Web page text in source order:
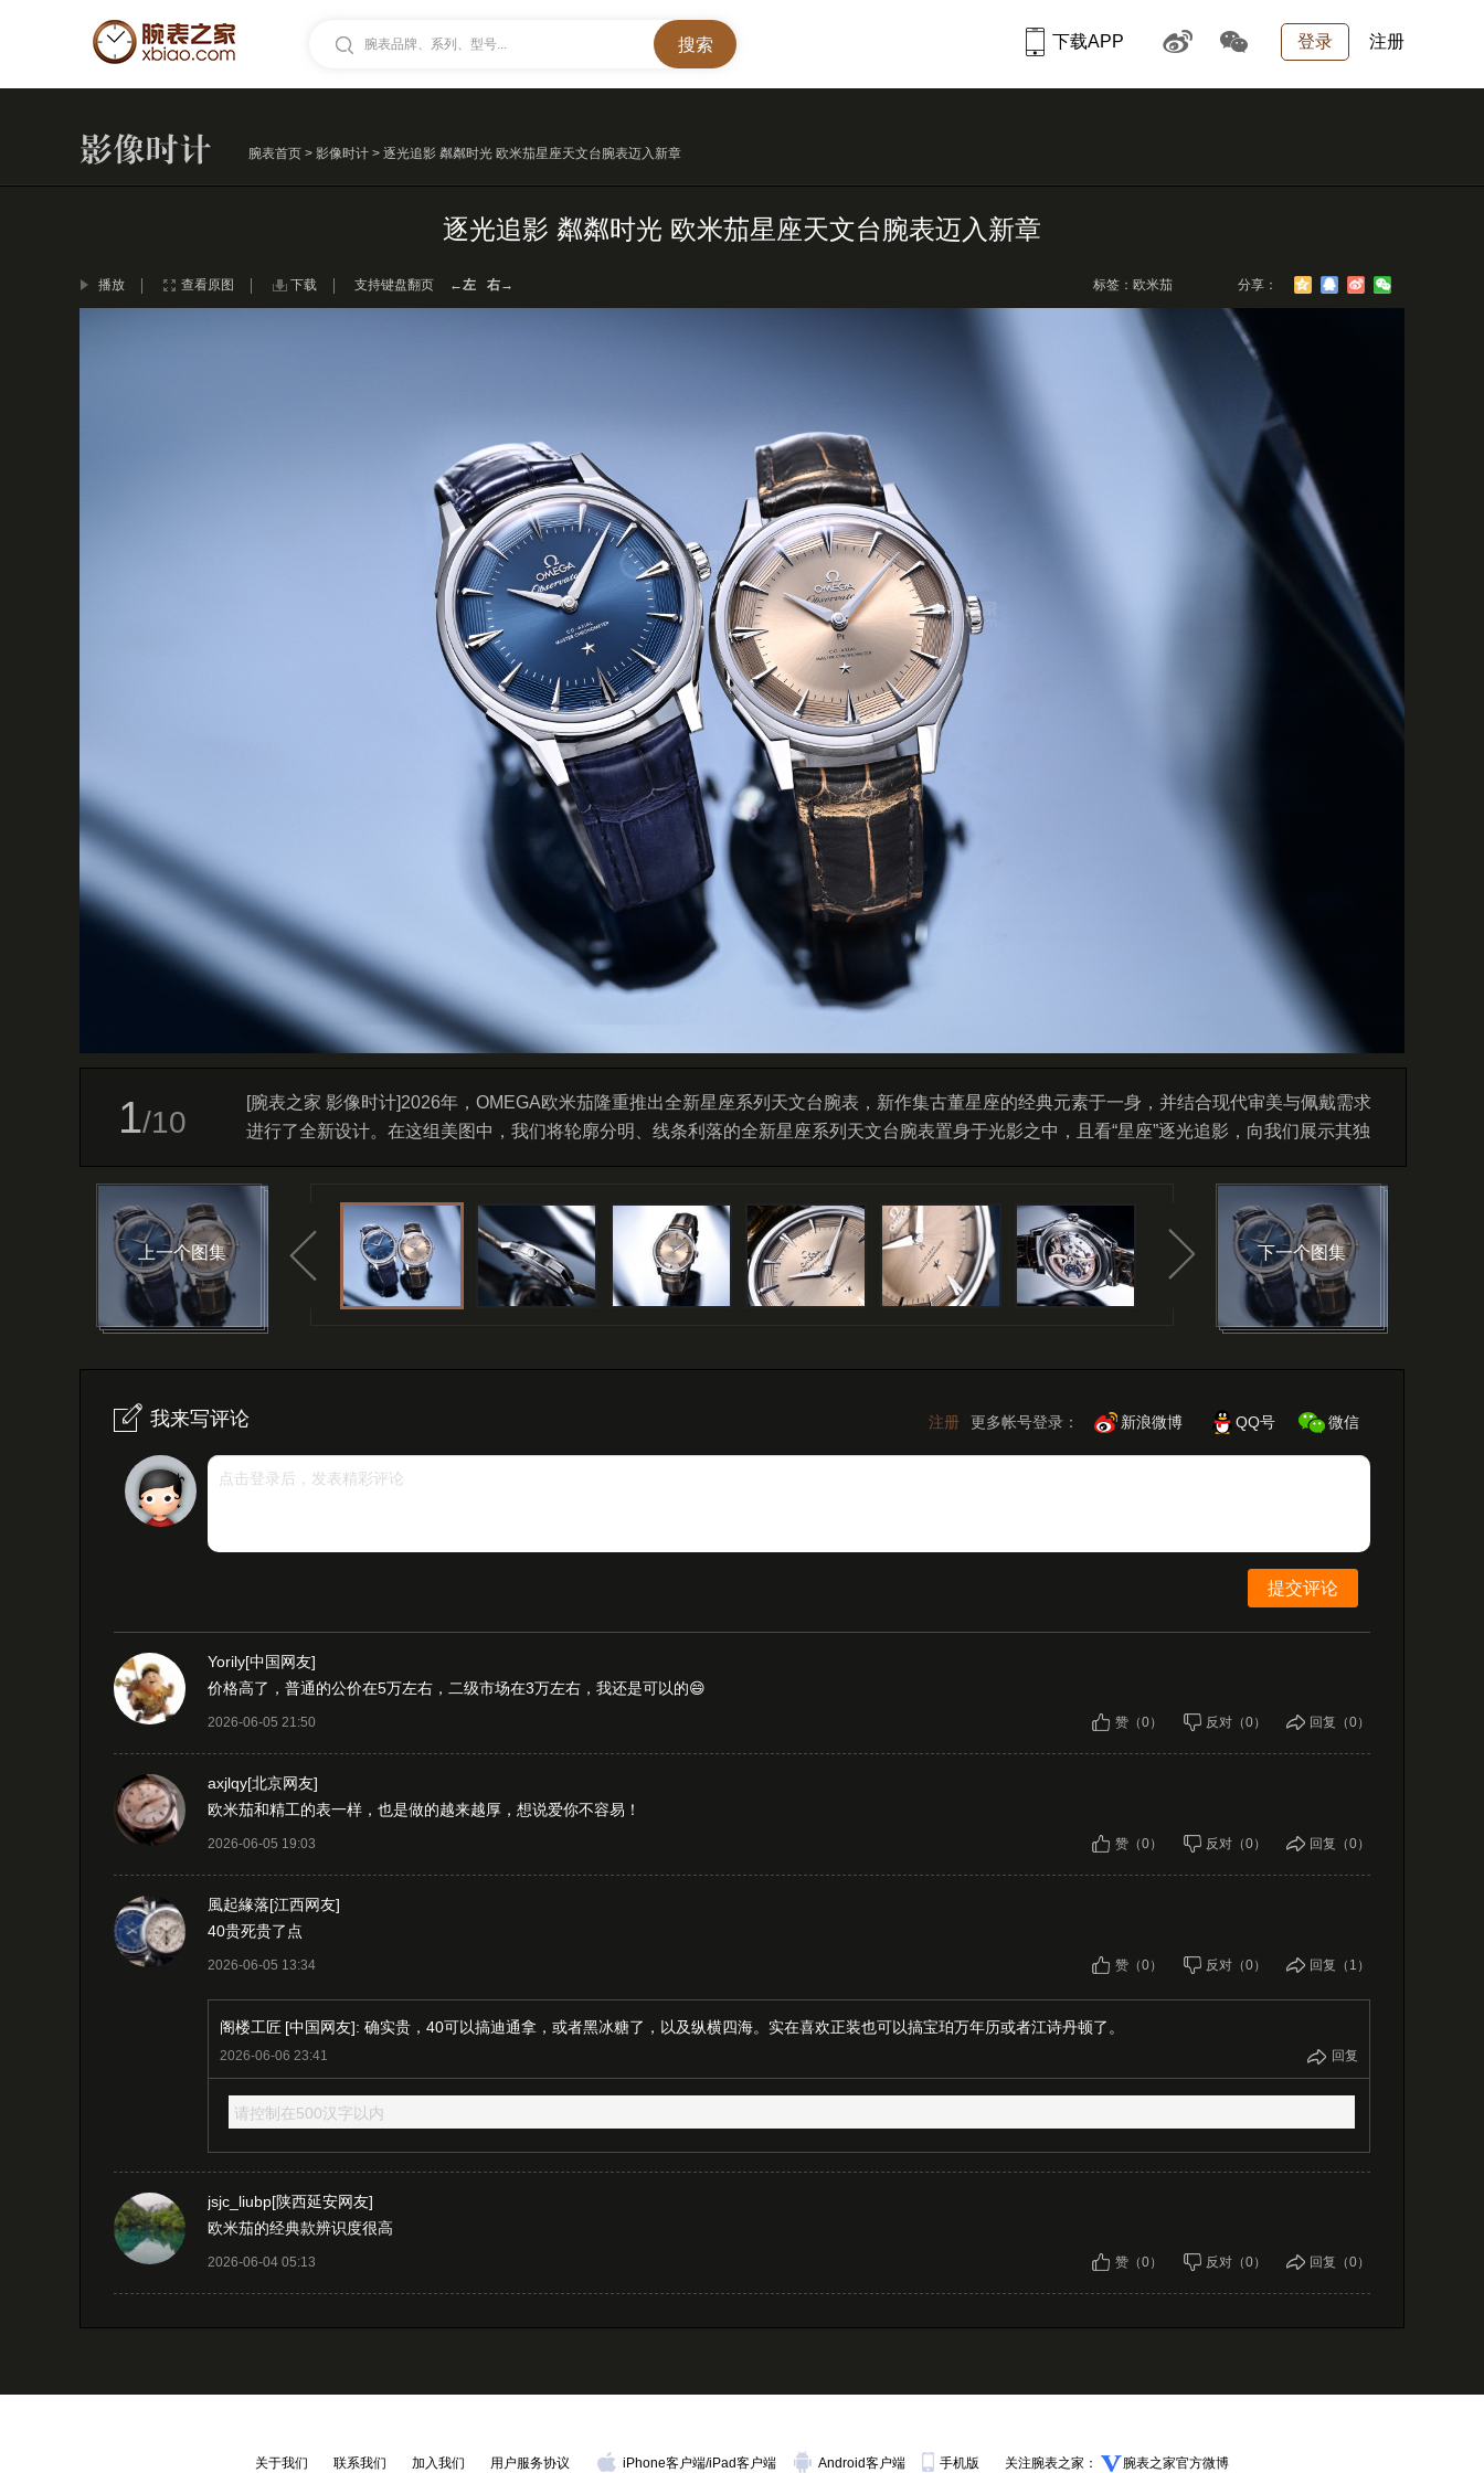
腕表品牌、系列、型号... 登录 注册
下载APP
腕表首页 > 影像时计 > 逐光追影 粼粼时光 欧米茄星座天文台腕表迈入新章
逐光追影 粼粼时光 欧米茄星座天文台腕表迈入新章
播放 查看原图 下载 支持键盘翻页 ←左 右→ 标签：欧米茄 分享：
1/10
[腕表之家 影像时计]2026年，OMEGA欧米茄隆重推出全新星座系列天文台腕表，新作集古董星座的经典元素于一身，并结合现代审美与佩戴需求
进行了全新设计。在这组美图中，我们将轮廓分明、线条利落的全新星座系列天文台腕表置身于光影之中，且看“星座”逐光追影，向我们展示其独
上一个图集 下一个图集
我来写评论 注册 更多帐号登录： 新浪微博 QQ号 微信
点击登录后，发表精彩评论
提交评论
Yorily[中国网友]
价格高了，普通的公价在5万左右，二级市场在3万左右，我还是可以的😄
2026-06-05 21:50 赞（0） 反对（0） 回复（0）
axjlqy[北京网友]
欧米茄和精工的表一样，也是做的越来越厚，想说爱你不容易！
2026-06-05 19:03 赞（0） 反对（0） 回复（0）
風起緣落[江西网友]
40贵死贵了点
2026-06-05 13:34 赞（0） 反对（0） 回复（1）
阁楼工匠 [中国网友]: 确实贵，40可以搞迪通拿，或者黑冰糖了，以及纵横四海。实在喜欢正装也可以搞宝珀万年历或者江诗丹顿了。
2026-06-06 23:41 回复
请控制在500汉字以内
jsjc_liubp[陕西延安网友]
欧米茄的经典款辨识度很高
2026-06-04 05:13 赞（0） 反对（0） 回复（0）
关于我们 联系我们 加入我们 用户服务协议 iPhone客户端/iPad客户端 Android客户端 手机版 关注腕表之家： 腕表之家官方微博